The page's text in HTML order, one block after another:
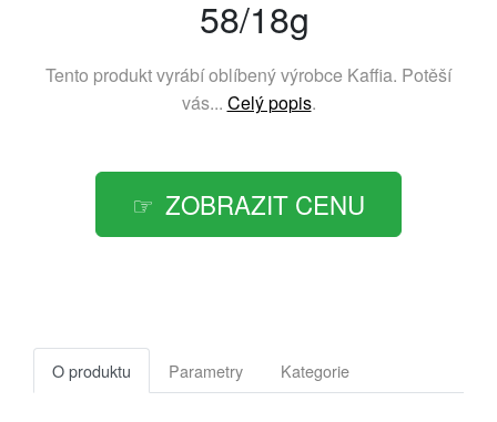
58/18g
Tento produkt vyrábí oblíbený výrobce Kaffia. Potěší
vás... Celý popis.
ZOBRAZIT CENU
O produktu Parametry Kategorie